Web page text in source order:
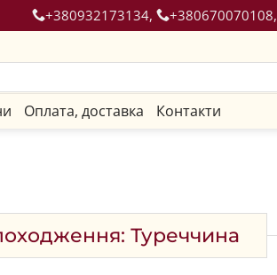
+380932173134, +380670070108,
Оплата, доставка Контакти
Туреччина